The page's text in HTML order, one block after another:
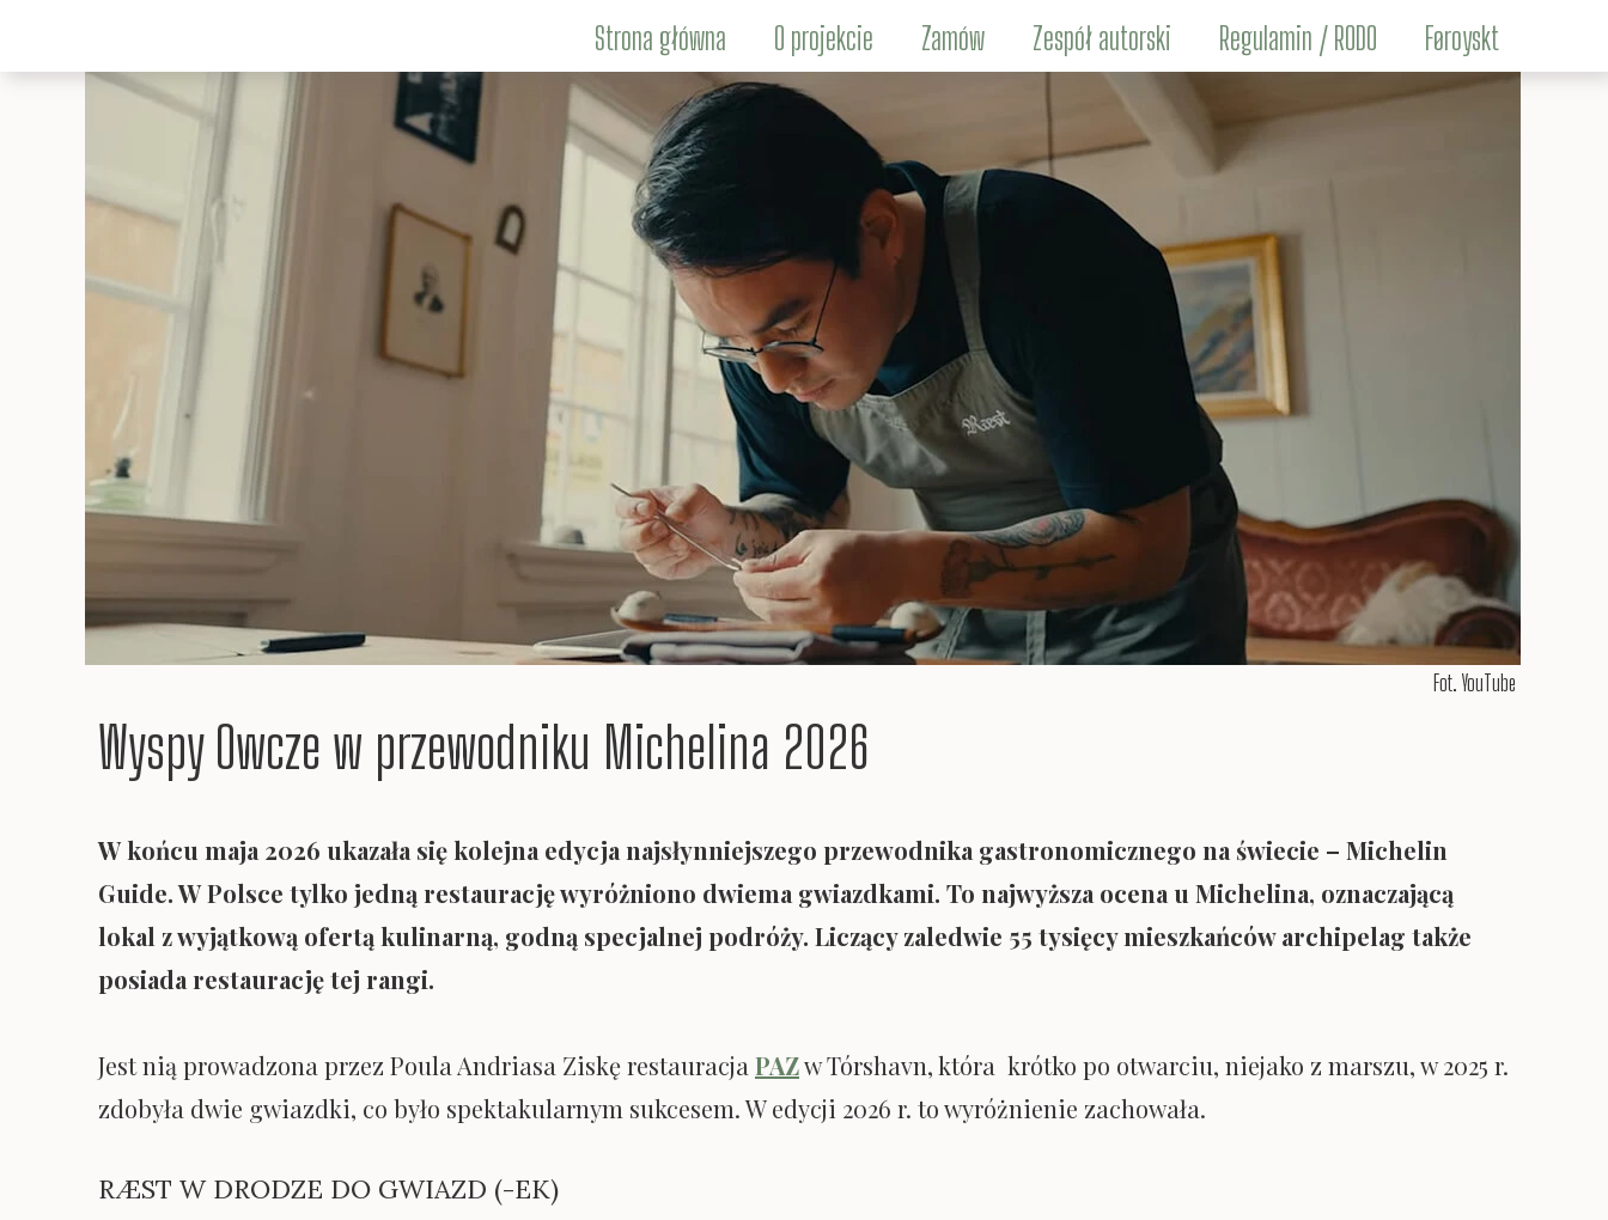
Strona główna O projekcie Zamów Zespół autorski
Maciej Brencz
Kinga Eysturland
Marcin Jakubowski
Łukasz Łach
Regulamin / RODO Føroyskt
Wyspy Owcze w przewodniku Michelina 2026
W końcu maja 2026 ukazała się kolejna edycja najsłynniejszego przewodnika gastronomicznego na świecie – Michelin
Guide. W Polsce tylko jedną restaurację wyróżniono dwiema gwiazdkami. To najwyższa ocena u Michelina, oznaczającą
lokal z wyjątkową ofertą kulinarną, godną specjalnej podróży. Liczący zaledwie 55 tysięcy mieszkańców archipelag także
posiada restaurację tej rangi.
Jest nią prowadzona przez Poula Andriasa Ziskę restauracja PAZw Tórshavn, która krótko po otwarciu, niejako z marszu, w 2025 r.
zdobyła dwie gwiazdki, co było spektakularnym sukcesem. W edycji 2026 r. to wyróżnienie zachowała.
RÆST W DRODZE DO GWIAZD (-EK)
Fot. YouTube